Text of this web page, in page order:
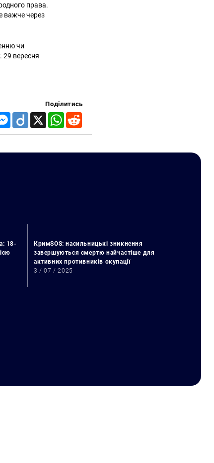
права.
важче через
чи
29 вересня
Поділитись
Messenger
Diigo X WhatsApp
18-
КримSOS: насильницькі зникнення
завершуються смертю найчастіше для
активних противників окупації
3 / 07 / 2025